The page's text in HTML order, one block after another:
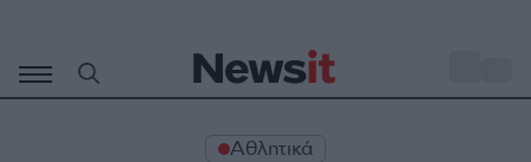
περιεχόμενο
Αθλητικά